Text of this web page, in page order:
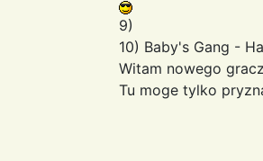
9)
10) Baby's Gang -
Witam nowego
Tu moge tylko